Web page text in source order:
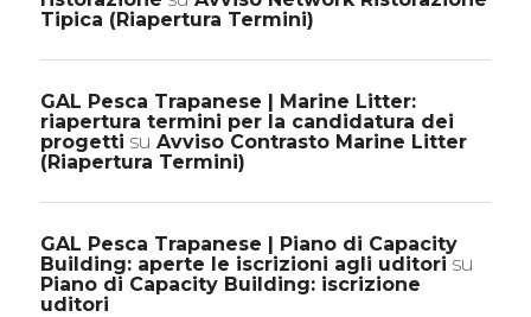
Tipica (Riapertura Termini)
GAL Pesca Trapanese | Marine Litter:
riapertura termini per la candidatura dei
progetti su Avviso Contrasto Marine Litter
(Riapertura Termini)
GAL Pesca Trapanese | Piano di Capacity
Building: aperte le iscrizioni agli uditori su
Piano di Capacity Building: iscrizione
uditori